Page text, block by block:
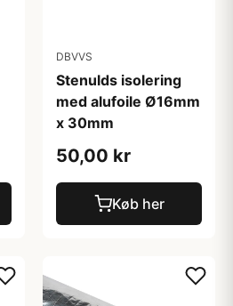
DBVVS
Stenulds isolering
med alufoile Ø16mm
x 30mm
50,00 kr
Køb her